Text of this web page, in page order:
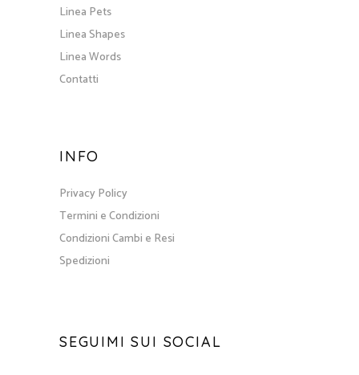
Linea Pets
Linea Shapes
Linea Words
Contatti
INFO
Privacy Policy
Termini e Condizioni
Condizioni Cambi e Resi
Spedizioni
SEGUIMI SUI SOCIAL